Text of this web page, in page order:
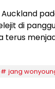
di
terus
jang